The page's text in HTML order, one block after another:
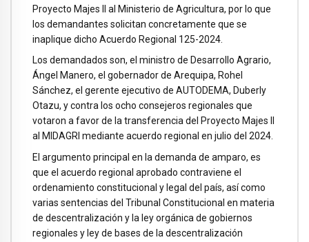
Proyecto Majes II al Ministerio de Agricultura, por lo que
los demandantes solicitan concretamente que se
inaplique dicho Acuerdo Regional 125-2024.
Los demandados son, el ministro de Desarrollo Agrario,
Ángel Manero, el gobernador de Arequipa, Rohel
Sánchez, el gerente ejecutivo de AUTODEMA, Duberly
Otazu, y contra los ocho consejeros regionales que
votaron a favor de la transferencia del Proyecto Majes II
al MIDAGRI mediante acuerdo regional en julio del 2024.
El argumento principal en la demanda de amparo, es
que el acuerdo regional aprobado contraviene el
ordenamiento constitucional y legal del país, así como
varias sentencias del Tribunal Constitucional en materia
de descentralización y la ley orgánica de gobiernos
regionales y ley de bases de la descentralización